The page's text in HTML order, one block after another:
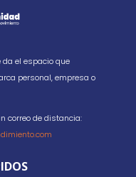
da el espacio que
personal, empresa o
correo de distancia: